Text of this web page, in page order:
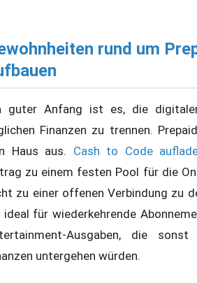
rund um
guter Anfang ist es, die
Finanzen zu trennen.
Haus aus. Cash to Code
zu einem festen Pool für die
zu einer offenen Verbindung zu
für wiederkehrende
Ausgaben, die
untergehen würden.